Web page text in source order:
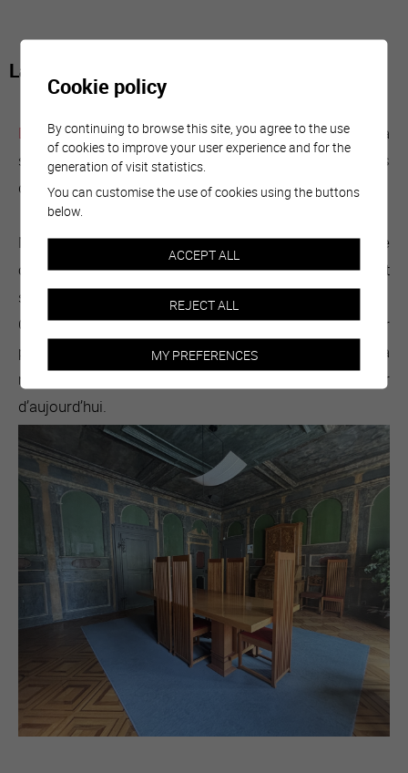
La salle Rilke
Dans cette capsule vidéo, nous pouvons découvrir la
salle dite « Rilke », l’une des plus prestigieuses pièces
de l’Hôtel de Ville de Sierre.
Nommée en hommage au poète Rainer Maria Rilke
cette salle se distingue par sa richesse symbolique et
son importance historique.
Cette capsule vidéo met en lumière la valeur
patrimoniale de ce lieu, tissant un lien vivant entre la
mémoire culturelle sierroise et le regard du visiteur
d’aujourd’hui.
Cookie policy
By continuing to browse this site, you agree to the use
of cookies to improve your user experience and for the
generation of visit statistics.
You can customise the use of cookies using the buttons
below.
ACCEPT ALL
REJECT ALL
MY PREFERENCES